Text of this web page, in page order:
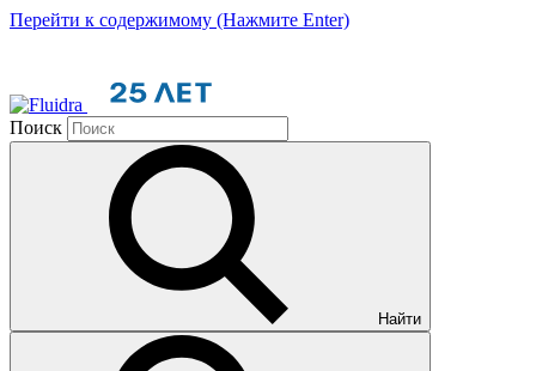
Перейти к содержимому (Нажмите Enter)
Поиск
Найти